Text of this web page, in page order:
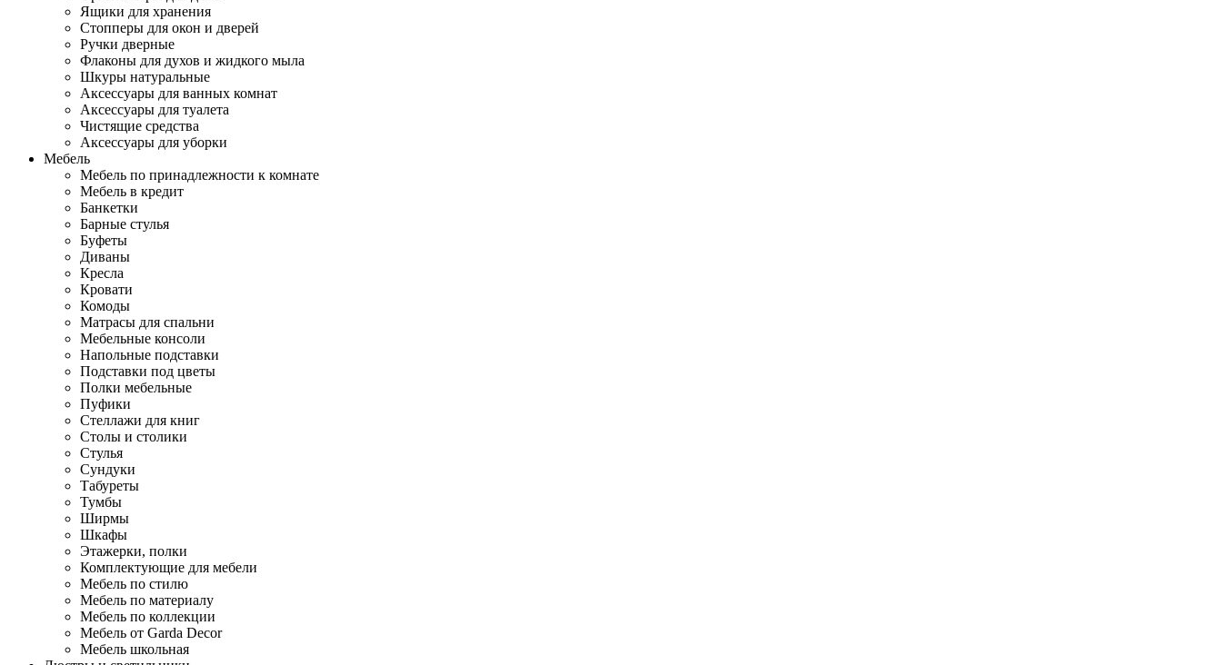
Ящики для хранения
Стопперы для окон и дверей
Ручки дверные
Флаконы для духов и жидкого мыла
Шкуры натуральные
Аксессуары для ванных комнат
Аксессуары для туалета
Чистящие средства
Аксессуары для уборки
Мебель
Мебель по принадлежности к комнате
Мебель в кредит
Банкетки
Барные стулья
Буфеты
Диваны
Кресла
Кровати
Комоды
Матрасы для спальни
Мебельные консоли
Напольные подставки
Подставки под цветы
Полки мебельные
Пуфики
Стеллажи для книг
Столы и столики
Стулья
Сундуки
Табуреты
Тумбы
Ширмы
Шкафы
Этажерки, полки
Комплектующие для мебели
Мебель по стилю
Мебель по материалу
Мебель по коллекции
Мебель от Garda Decor
Мебель школьная